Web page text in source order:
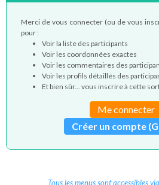
Merci de vous connecter (ou de vous
pour :
Voir la liste des participants
Voir les coordonnées exactes
Voir les commentaires des
Voir les profils détaillés des
Et bien sûr... vous inscrire à cette
Me connecter
Créer un compte
Tous les menus sont accessibles